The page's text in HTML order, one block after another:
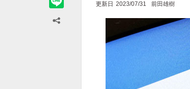
更新日 2023/07/31 前田雄樹